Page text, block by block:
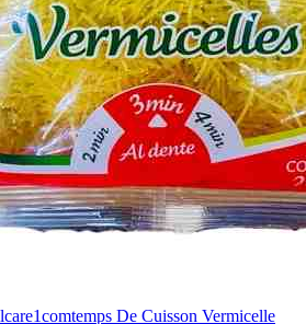
De Cuisson Vermicelle